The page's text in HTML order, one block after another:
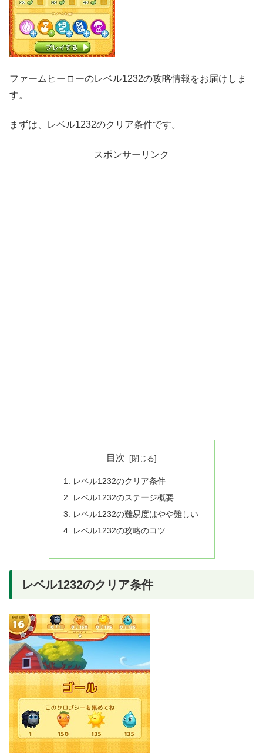
ファームヒーローのレベル1232の攻略情報をお届けしま
す。
まずは、レベル1232のクリア条件です。
スポンサーリンク
目次
レベル1232のクリア条件
レベル1232のステージ概要
レベル1232の難易度はやや難しい
レベル1232の攻略のコツ
レベル1232のクリア条件